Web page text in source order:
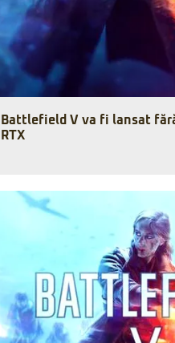
Battlefield V va fi lansat
RTX